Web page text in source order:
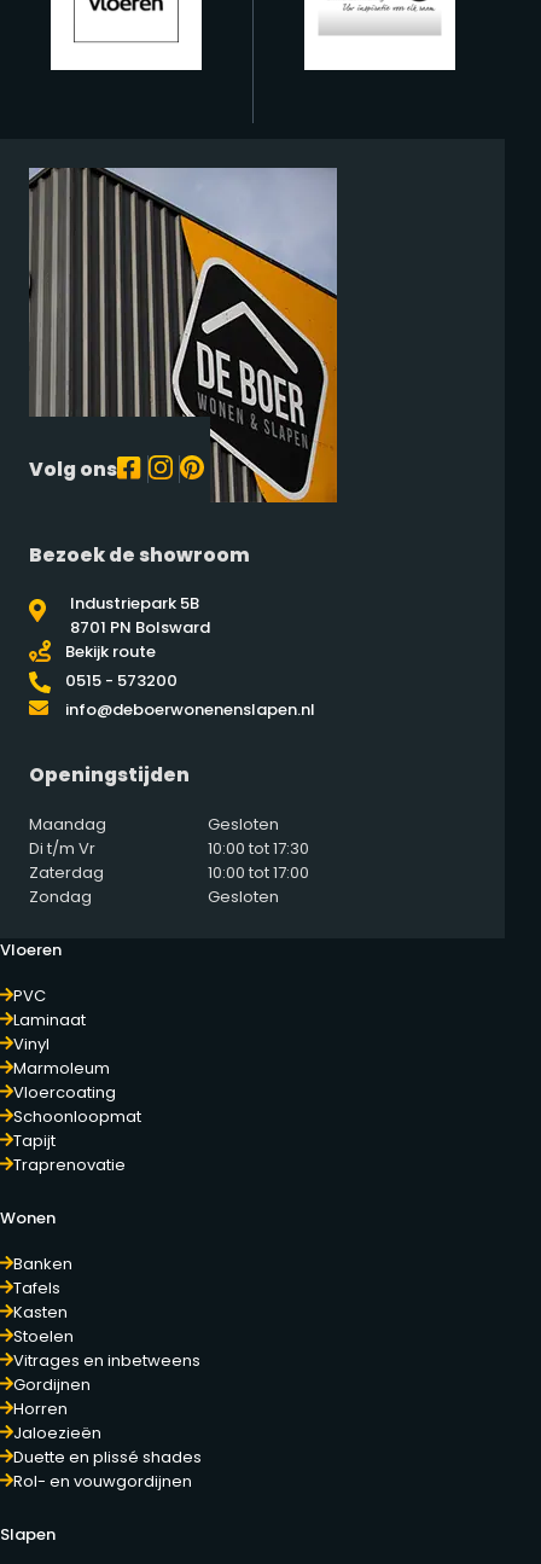
Volg ons
Bezoek de showroom
Industriepark 5B
8701 PN Bolsward
Bekijk route
0515 - 573200
info@deboerwonenenslapen.nl
Openingstijden
Maandag
Gesloten
Di t/m Vr
10:00 tot 17:30
Zaterdag
10:00 tot 17:00
Zondag
Gesloten
Vloeren
PVC
Laminaat
Vinyl
Marmoleum
Vloercoating
Schoonloopmat
Tapijt
Traprenovatie
Wonen
Banken
Tafels
Kasten
Stoelen
Vitrages en inbetweens
Gordijnen
Horren
Jaloezieën
Duette en plissé shades
Rol- en vouwgordijnen
Slapen